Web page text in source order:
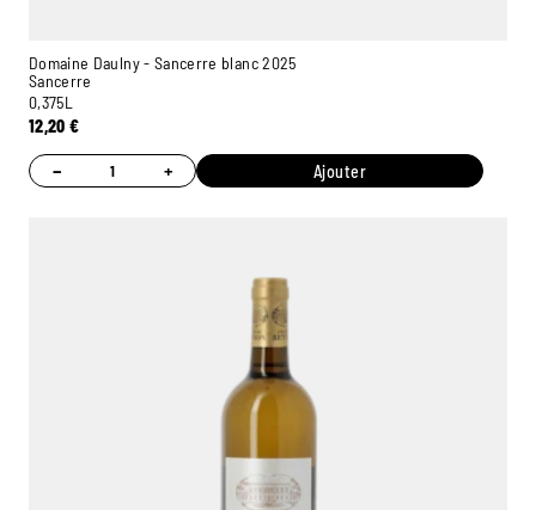
Domaine Daulny - Sancerre blanc 2025
Sancerre
0,375L
12,20€
− + Ajouter